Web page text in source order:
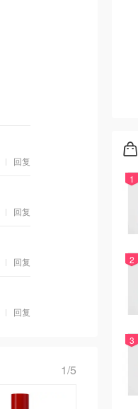
| 回复
| 回复
| 回复
| 回复
1/5